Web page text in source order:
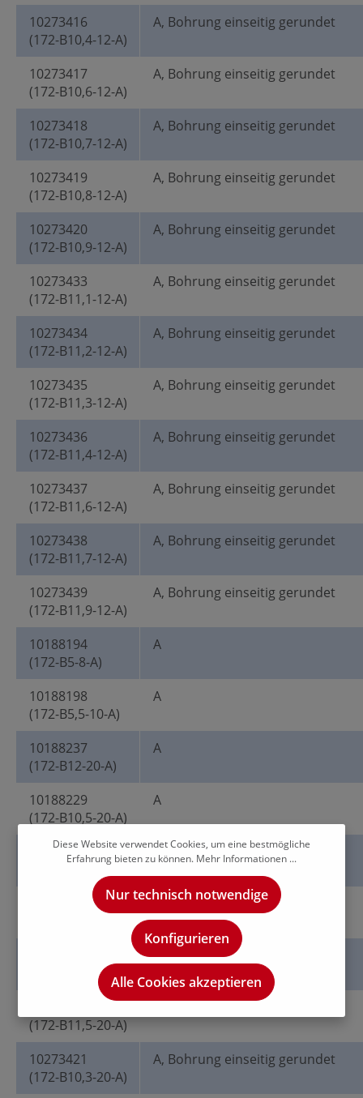
10273416
(172-B10,4-12-A)
A, Bohrung einseitig gerundet
10273417
(172-B10,6-12-A)
A, Bohrung einseitig gerundet
10273418
(172-B10,7-12-A)
A, Bohrung einseitig gerundet
10273419
(172-B10,8-12-A)
A, Bohrung einseitig gerundet
10273420
(172-B10,9-12-A)
A, Bohrung einseitig gerundet
10273433
(172-B11,1-12-A)
A, Bohrung einseitig gerundet
10273434
(172-B11,2-12-A)
A, Bohrung einseitig gerundet
10273435
(172-B11,3-12-A)
A, Bohrung einseitig gerundet
10273436
(172-B11,4-12-A)
A, Bohrung einseitig gerundet
10273437
(172-B11,6-12-A)
A, Bohrung einseitig gerundet
10273438
(172-B11,7-12-A)
A, Bohrung einseitig gerundet
10273439
(172-B11,9-12-A)
A, Bohrung einseitig gerundet
10188194
(172-B5-8-A)
A
10188198
(172-B5,5-10-A)
A
10188237
(172-B12-20-A)
A
10188229
(172-B10,5-20-A)
A
10188232
(172-B11-20-A)
A
A
(172-B11,8-20-A)
A
(172-B11,5-20-A)
10273421
(172-B10,3-20-A)
A, Bohrung einseitig gerundet
Diese Website verwendet Cookies, um eine bestmögliche
Erfahrung bieten zu können. Mehr Informationen ...
Nur technisch notwendige
Konfigurieren
Alle Cookies akzeptieren